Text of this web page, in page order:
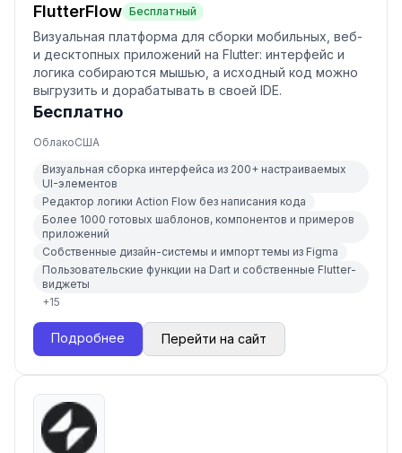
FlutterFlow Бесплатный
Визуальная платформа для сборки мобильных, веб-
и десктопных приложений на Flutter: интерфейс и
логика собираются мышью, а исходный код можно
выгрузить и дорабатывать в своей IDE.
Бесплатно
ОблакоСША
Визуальная сборка интерфейса из 200+ настраиваемых
UI-элементов
Редактор логики Action Flow без написания кода
Более 1000 готовых шаблонов, компонентов и примеров
приложений
Собственные дизайн-системы и импорт темы из Figma
Пользовательские функции на Dart и собственные Flutter-
виджеты
+15
Подробнее Перейти на сайт